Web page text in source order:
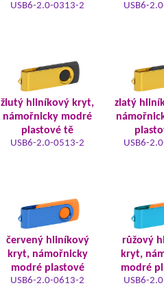
USB6-2.0-0313-2 USB6-
žlutý hliníkový kryt,
námořnicky modré
plastové tě
USB6-2.0-0513-2
zlatý
USB6-
červený hliníkový
kryt, námořnicky
modré plastové
USB6-2.0-0613-2
růžový
kryt,
modré
USB6-